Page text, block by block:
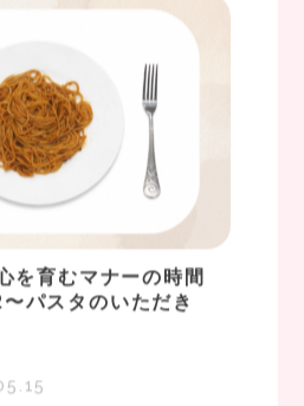
を育むマナーの時間
パスタのいただき